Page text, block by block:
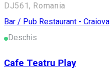
DJ561, Romania
Bar / Pub Restaurant - Craiova
Deschis
Cafe Teatru Play